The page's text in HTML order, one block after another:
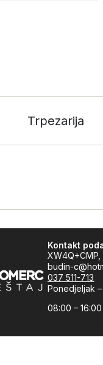
Trpezarija
Kontakt
budin-
037 511-713
Ponedjeljak
08:00 – 16:00